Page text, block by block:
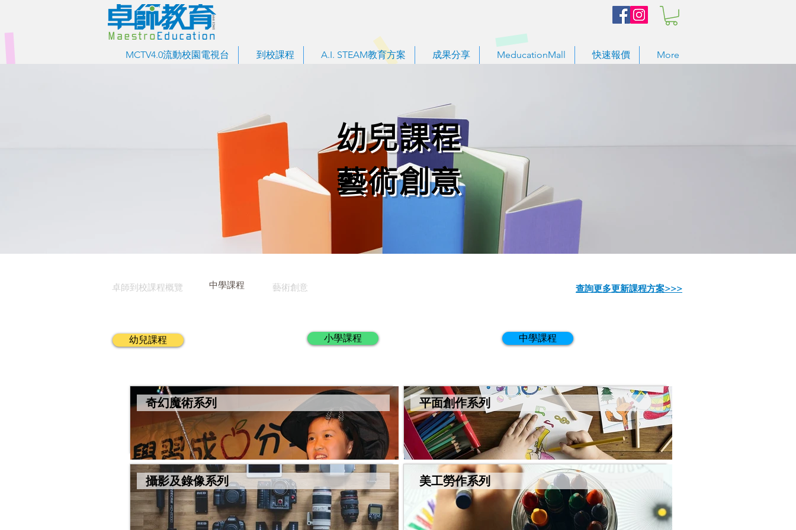
MCTV4.0流動校園電視台 到校課程 A.I. STEAM教育方案 成果分享 MeducationMall 快速報價 More
幼兒課程
藝術創意
卓師到校課程概覽 中學課程 藝術創意 查詢更多更新課程方案>>>
幼兒課程 小學課程 中學課程
奇幻魔術系列
攝影及錄像系列
平面創作系列
美工勞作系列